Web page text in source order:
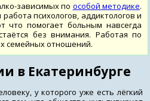
зависимых по особой методике.
психологов, аддиктологов и
что помогает больным навсегда
без внимания. Работая по
семейных отношений.
в Екатеринбурге
у которого уже есть лёгкий